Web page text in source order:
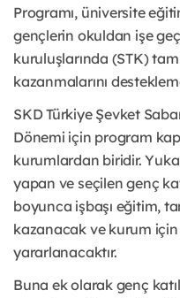
Programı, üniversite
gençlerin okuldan işe
kuruluşlarında (STK)
kazanmalarını
SKD Türkiye Şevket
Dönemi için program
kurumlardan biridir.
yapan ve seçilen genç
boyunca işbaşı eğitim,
kazanacak ve kurum
yararlanacaktır.
Buna ek olarak genç